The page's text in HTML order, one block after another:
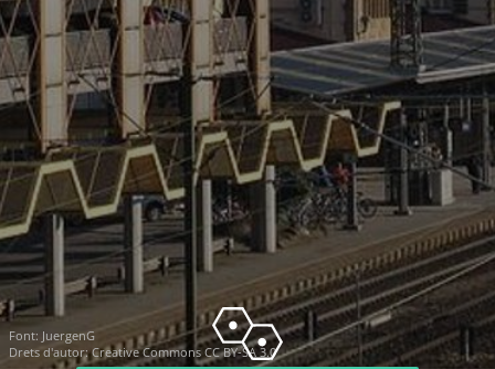
Font: JuergenG
Drets d'autor:Creative Commons CC BY-SA 3.0